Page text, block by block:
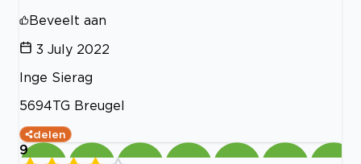
Beveelt aan
3 July 2022
Inge Sierag
5694TG Breugel
delen
9